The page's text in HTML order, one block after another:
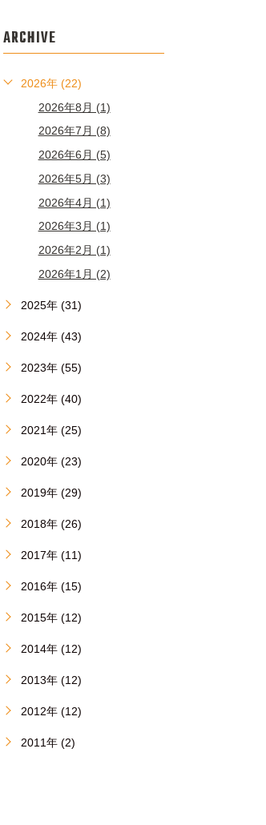
ARCHIVE
2026年 (22)
2026年8月 (1)
2026年7月 (8)
2026年6月 (5)
2026年5月 (3)
2026年4月 (1)
2026年3月 (1)
2026年2月 (1)
2026年1月 (2)
2025年 (31)
2024年 (43)
2023年 (55)
2022年 (40)
2021年 (25)
2020年 (23)
2019年 (29)
2018年 (26)
2017年 (11)
2016年 (15)
2015年 (12)
2014年 (12)
2013年 (12)
2012年 (12)
2011年 (2)